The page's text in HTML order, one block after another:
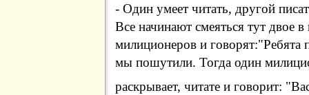
- Один умеет читать, другой
Все начинают смеяться тут двое
милиционеров и
мы пошутили. Тогда один
раскрывает, читате и говорит: